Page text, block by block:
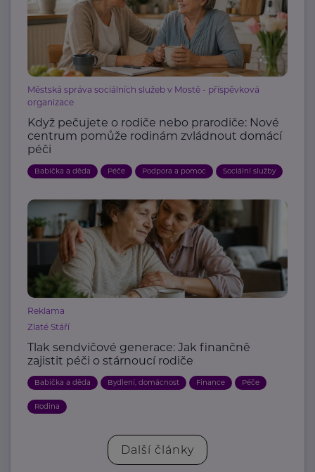
Městská správa sociálních služeb v Mostě - příspěvková
organizace
Když pečujete o rodiče nebo prarodiče: Nové
centrum pomůže rodinám zvládnout domácí
péči
Babička a děda Péče Podpora a pomoc Sociální služby
Reklama
Zlaté Stáří
Tlak sendvičové generace: Jak finančně
zajistit péči o stárnoucí rodiče
Babička a děda Bydlení, domácnost Finance Péče
Rodina
Další články